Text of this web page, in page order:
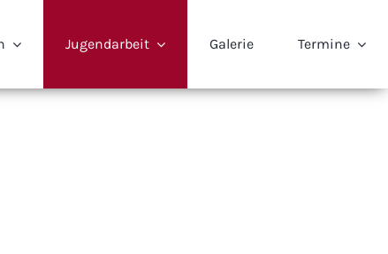
Jugendarbeit Galerie Termine